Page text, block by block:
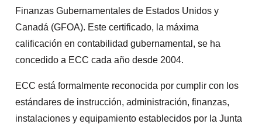
Finanzas Gubernamentales de Estados Unidos y
Canadá (GFOA). Este certificado, la máxima
calificación en contabilidad gubernamental, se ha
concedido a ECC cada año desde 2004.
ECC está formalmente reconocida por cumplir con los
estándares de instrucción, administración, finanzas,
instalaciones y equipamiento establecidos por la Junta